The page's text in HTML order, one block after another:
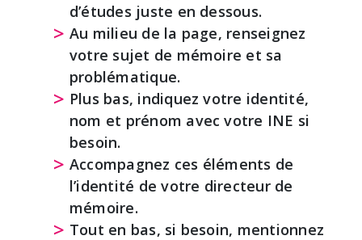
d’études juste en dessous.
Au milieu de la page, renseignez
votre sujet de mémoire et sa
problématique.
Plus bas, indiquez votre identité,
nom et prénom avec votre INE si
besoin.
Accompagnez ces éléments de
l’identité de votre directeur de
mémoire.
Tout en bas, si besoin, mentionnez